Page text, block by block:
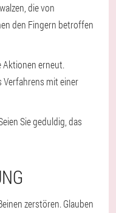
die von
den Fingern betroffen
Aktionen erneut.
Verfahrens mit einer
Sie geduldig, das
zerstören. Glauben